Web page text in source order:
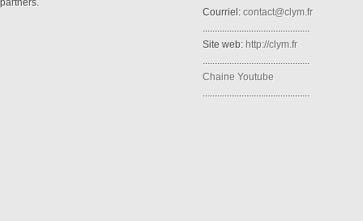
partners.
Courriel: contact@clym.fr
............................................
Site web: http://clym.fr
............................................
Chaine Youtube
............................................